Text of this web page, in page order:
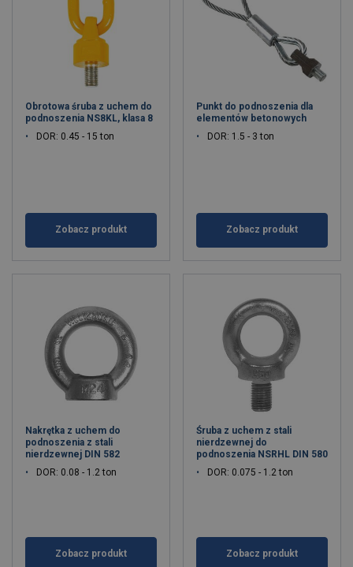
Obrotowa śruba z uchem do
podnoszenia NS8KL, klasa 8
DOR: 0.45 - 15 ton
Zobacz produkt
Punkt do podnoszenia dla
elementów betonowych
DOR: 1.5 - 3 ton
Zobacz produkt
Nakrętka z uchem do
podnoszenia z stali
nierdzewnej DIN 582
DOR: 0.08 - 1.2 ton
Zobacz produkt
Śruba z uchem z stali
nierdzewnej do
podnoszenia NSRHL DIN 580
DOR: 0.075 - 1.2 ton
Zobacz produkt